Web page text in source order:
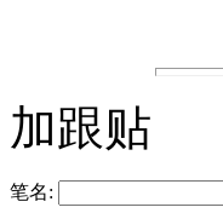
加跟贴
笔名: